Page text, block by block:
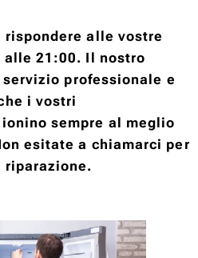
alle vostre
21:00. Il nostro
professionale e
i vostri
sempre al meglio
esitate a chiamarci per
riparazione.